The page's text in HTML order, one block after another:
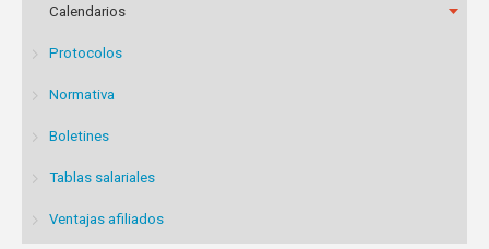
Calendarios
Protocolos
Normativa
Boletines
Tablas salariales
Ventajas afiliados